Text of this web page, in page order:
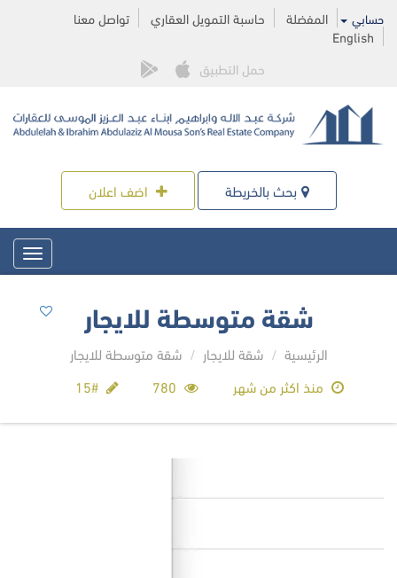
حسابي المفضلة حاسبة التمويل العقاري
تواصل معنا
English
حمل التطبيق
بحث بالخريطة اضف اعلان
شقة متوسطة للايجار
الرئيسية شقة للايجار
شقة متوسطة للايجار
منذ اكثر من شهر
#15